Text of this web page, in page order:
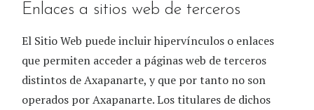
Enlaces a sitios web de terceros
El Sitio Web puede incluir hipervínculos o enlaces
que permiten acceder a páginas web de terceros
distintos deAxapanarte, y que por tanto no son
operados porAxapanarte. Los titulares de dichos